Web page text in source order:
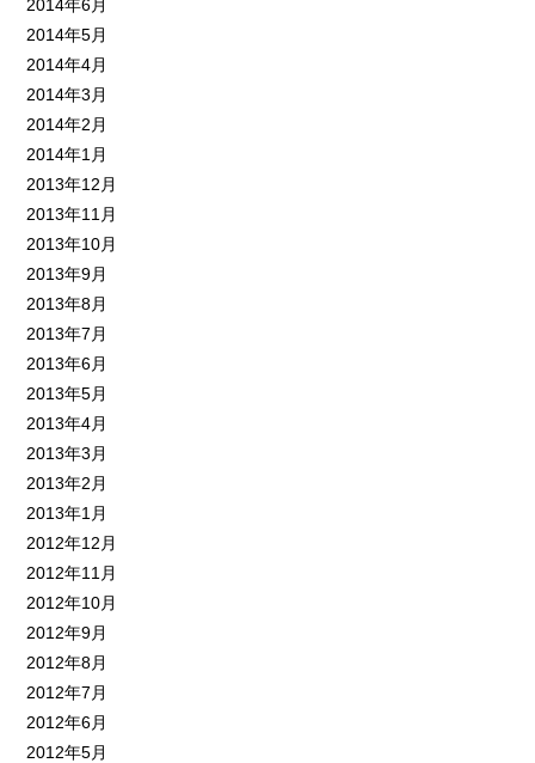
2014年6月
2014年5月
2014年4月
2014年3月
2014年2月
2014年1月
2013年12月
2013年11月
2013年10月
2013年9月
2013年8月
2013年7月
2013年6月
2013年5月
2013年4月
2013年3月
2013年2月
2013年1月
2012年12月
2012年11月
2012年10月
2012年9月
2012年8月
2012年7月
2012年6月
2012年5月